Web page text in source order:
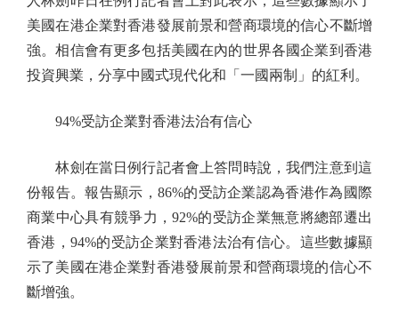
美國在港企業對香港發展前景和營商環境的信心不斷增
強。相信會有更多包括美國在內的世界各國企業到香港
投資興業，分享中國式現代化和「一國兩制」的紅利。
94%受訪企業對香港法治有信心
林劍在當日例行記者會上答問時說，我們注意到這
份報告。報告顯示，86%的受訪企業認為香港作為國際
商業中心具有競爭力，92%的受訪企業無意將總部遷出
香港，94%的受訪企業對香港法治有信心。這些數據顯
示了美國在港企業對香港發展前景和營商環境的信心不
斷增強。